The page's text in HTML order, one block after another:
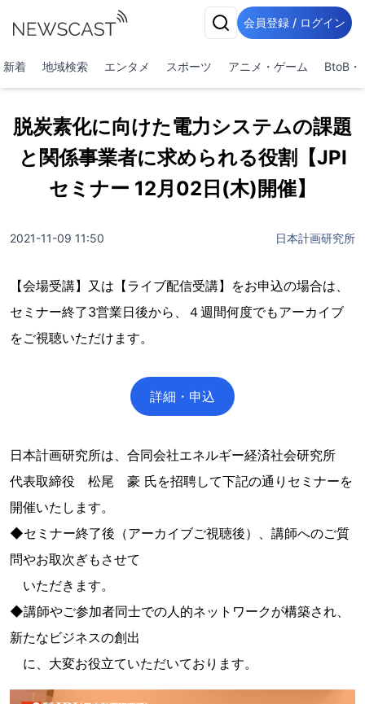
会員登録 / ログイン
新着 地域検索 エンタメ スポーツ アニメ・ゲーム BtoB・
脱炭素化に向けた電力システムの課題
と関係事業者に求められる役割【JPI
セミナー 12月02日(木)開催】
2021-11-09 11:50 日本計画研究所
【会場受講】又は【ライブ配信受講】をお申込の場合は、
セミナー終了3営業日後から、４週間何度でもアーカイブ
をご視聴いただけます。
詳細・申込
日本計画研究所は、合同会社エネルギー経済社会研究所
代表取締役 松尾 豪 氏を招聘して下記の通りセミナーを
開催いたします。
◆セミナー終了後（アーカイブご視聴後）、講師へのご質
問やお取次ぎもさせて
いただきます。
◆講師やご参加者同士での人的ネットワークが構築され、
新たなビジネスの創出
に、大変お役立ていただいております。